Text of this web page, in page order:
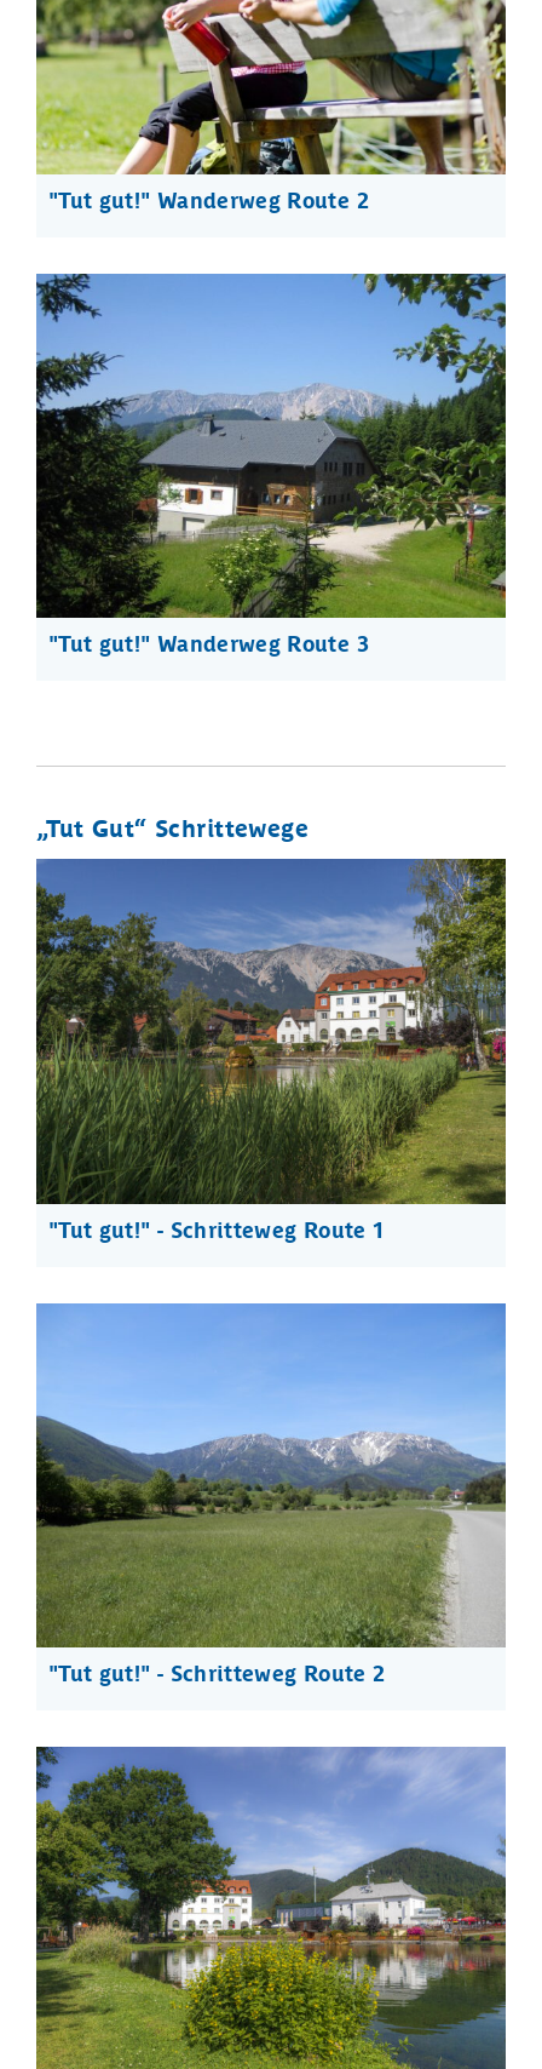
"Tut gut!" Wanderweg Route 2
"Tut gut!" Wanderweg Route 3
„Tut Gut“ Schrittewege
"Tut gut!" - Schritteweg Route 1
"Tut gut!" - Schritteweg Route 2